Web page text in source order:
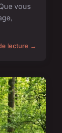
vous
lecture →